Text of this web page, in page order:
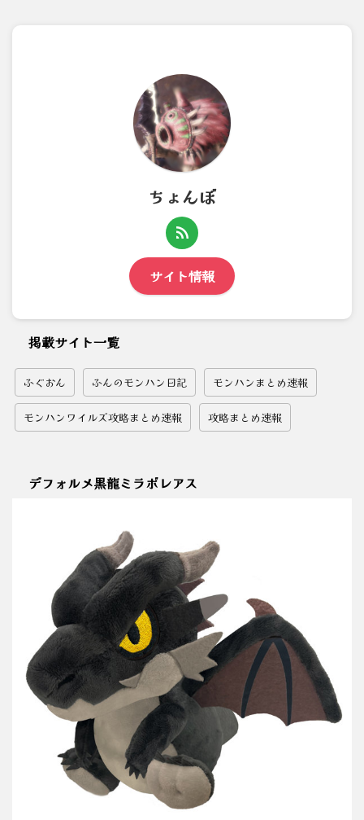
ちょんぼ
サイト情報
掲載サイト一覧
ふぐおん ふんのモンハン日記 モンハンまとめ速報
モンハンワイルズ攻略まとめ速報 攻略まとめ速報
デフォルメ黒龍ミラボレアス